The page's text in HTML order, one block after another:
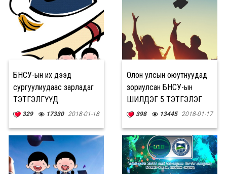
БНСУ-ын их дээд
сургуулиудаас зарладаг
ТЭТГЭЛГҮҮД
329 17330 2018-01-18
Олон улсын оюутнуудад
зориулсан БНСУ-ын
ШИЛДЭГ 5 ТЭТГЭЛЭГ
398 13445 2018-01-17